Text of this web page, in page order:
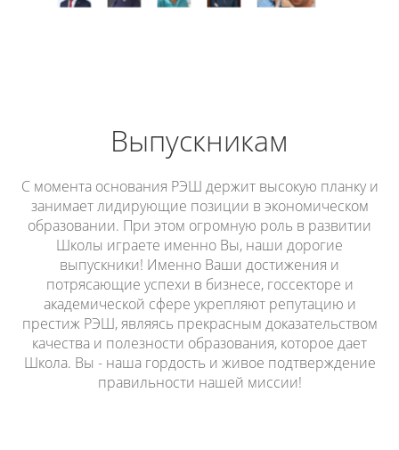
Выпускникам
С момента основания РЭШ держит высокую планку и
занимает лидирующие позиции в экономическом
образовании. При этом огромную роль в развитии
Школы играете именно Вы, наши дорогие
выпускники! Именно Ваши достижения и
потрясающие успехи в бизнесе, госсекторе и
академической сфере укрепляют репутацию и
престиж РЭШ, являясь прекрасным доказательством
качества и полезности образования, которое дает
Школа. Вы - наша гордость и живое подтверждение
правильности нашей миссии!